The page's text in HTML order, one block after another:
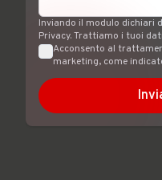
Inviando il modulo dichiari
Privacy. Trattiamo i tuoi
Acconsento al
marketing, come